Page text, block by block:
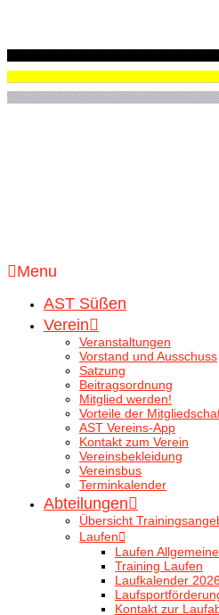
Menu
AST Süßen
Verein
Veranstaltungen
Vorstand und Ausschuss
Satzung
Beitragsordnung
Mitglied werden!
Vorteile der
AST Vereins-App
Kontakt zum Verein
Vereinsbekleidung
Vereinsbus
Terminkalender
Abteilungen
Übersicht
Laufen
Laufen
Training Laufen
Laufkalender
Kontakt zur